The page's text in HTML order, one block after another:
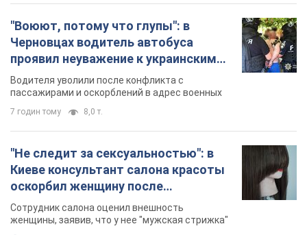
следственно-оперативная группа
4 години тому 8,3 т.
"Воюют, потому что глупы": в
Черновцах водитель автобуса
проявил неуважение к украинским
военным и поплатился за это.
Видео
пассажирами и оскорблений в адрес военных
7 годин тому 8,0 т.
"Не следит за сексуальностью": в
Киеве консультант салона красоты
оскорбил женщину после